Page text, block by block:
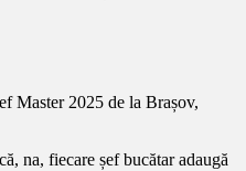
Master 2025 de la Brașov,
na, fiecare șef bucătar adaugă